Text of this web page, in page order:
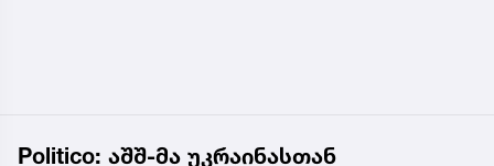
Politico: აშშ-მა უკრაინასთან